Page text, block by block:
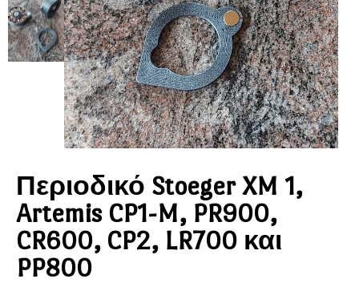
Περιοδικό Stoeger XM 1,
Artemis CP1-M, PR900,
CR600, CP2, LR700 και
PP800